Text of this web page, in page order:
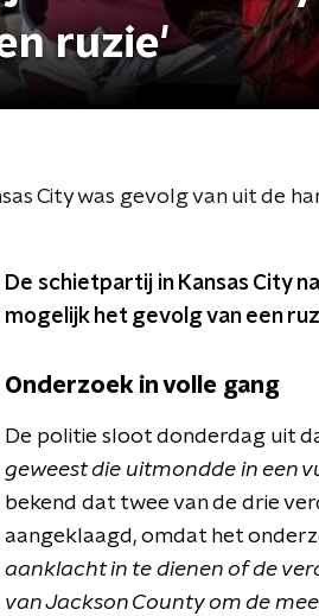
ruzie'
City was gevolg van uit de
De schietpartij in Kansas City
mogelijk het gevolg van een
Onderzoek in volle gang
De politie sloot donderdag uit
geweest die uitmondde in een
bekend dat twee van de drie
aangeklaagd, omdat het
aanklacht in te dienen of de
van Jackson County om de